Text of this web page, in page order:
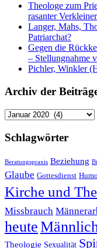
Theologe zum
rasanter
Langer, Mahs,
Patriarchat?
Gegen die
– Stellungnahme
Pichler, Winkler
Archiv der
Archiv
Beiträge
Schlagwörter
Beratungspraxis Beziehung
Glaube Gottesdienst
Kirche und
Missbrauch
heute
Theologie Sexualität